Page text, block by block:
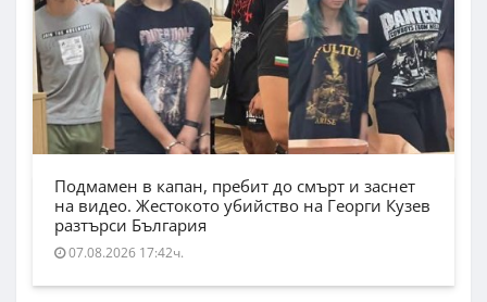
Подмамен в капан, пребит до смърт и заснет
на видео. Жестокото убийство на Георги Кузев
разтърси България
07.08.2026 17:42ч.